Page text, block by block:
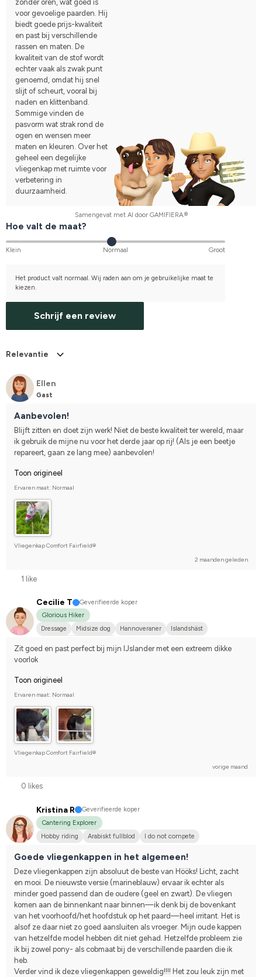
zonder oren, wat goed is
voor gevoelige paarden. Hij
biedt goede prijs-kwaliteit
en past bij verschillende
rassen en maten. De
kwaliteit van de stof wordt
echter vaak als zwak punt
genoemd, omdat hij snel
slijt of scheurt, vooral bij
naden en klittenband.
Sommige vinden de
pasvorm wat strak rond de
ogen en wensen meer
maten en kleuren. Over het
geheel een degelijke
vliegenkap met ruimte voor
verbetering in
duurzaamheid.
Samengevat met AI door GAMIFIERA.®
Hoe valt de maat?
Klein Normaal Groot
Het product valt normaal. Wij raden aan om je gebruikelijke maat te
kiezen.
Schrijf een review
Relevantie
Ellen
Gast
Aanbevolen!
Blijft zitten en doet zijn werk! Niet de beste kwaliteit ter wereld, maar
ik gebruik de mijne nu voor het derde jaar op rij! (Als je een beetje
repareert, gaan ze lang mee) aanbevolen!
Toon origineel
Ervaren maat: Normaal
Vliegenkap Comfort Fairfield®
2 maanden geleden
1 like
Cecilie T
Geverifieerde koper
Glorious Hiker
Dressage
Midsize dog Hannoveraner
Islandshäst
Zit goed en past perfect bij mijn IJslander met een extreem dikke
voorlok
Toon origineel
Ervaren maat: Normaal
Vliegenkap Comfort Fairfield®
vorige maand
0 likes
Kristina R
Geverifieerde koper
Cantering Explorer
Hobby riding
Arabiskt fullblod I do not compete
Goede vliegenkappen in het algemeen!
Deze vliegenkappen zijn absoluut de beste van Hööks! Licht, zacht
en mooi. De nieuwste versie (marineblauw) ervaar ik echter als
minder goed passend dan de oudere (geel en zwart). De vliegen
komen aan de binnenkant naar binnen—ik denk bij de bovenkant
van het voorhoofd/het hoofdstuk op het paard—heel irritant. Het is
alsof ze daar niet zo goed aansluiten als vroeger. Mijn oude kappen
van hetzelfde model hebben dit niet gehad. Hetzelfde probleem zie
ik bij zowel pony- als cobmaat bij de verschillende paarden die ik
heb.
Verder vind ik deze vliegenkappen geweldig!!!! Het zou leuk zijn met